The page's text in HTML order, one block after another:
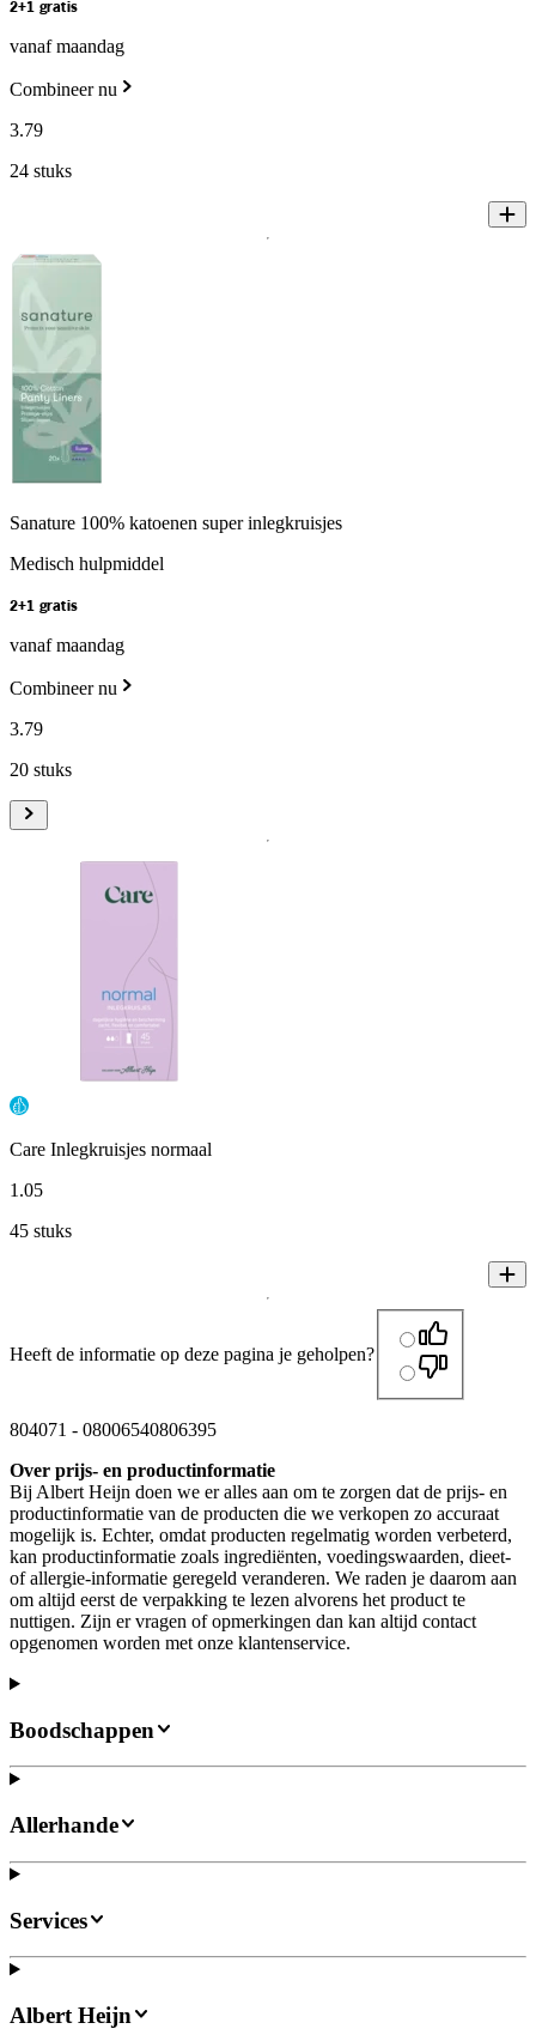
2+1 gratis
vanaf maandag
Combineer nu
3.79
24 stuks
Sanature 100% katoenen super inlegkruisjes
Medisch hulpmiddel
2+1 gratis
vanaf maandag
Combineer nu
3.79
20 stuks
Care Inlegkruisjes normaal
1.05
45 stuks
Heeft de informatie op deze pagina je geholpen?
804071 - 08006540806395
Over prijs- en productinformatie
Bij Albert Heijn doen we er alles aan om te zorgen dat de prijs- en
productinformatie van de producten die we verkopen zo accuraat
mogelijk is. Echter, omdat producten regelmatig worden verbeterd,
kan productinformatie zoals ingrediënten, voedingswaarden, dieet-
of allergie-informatie geregeld veranderen. We raden je daarom aan
om altijd eerst de verpakking te lezen alvorens het product te
nuttigen. Zijn er vragen of opmerkingen dan kan altijd contact
opgenomen worden met onze klantenservice.
Boodschappen
Allerhande
Services
Albert Heijn